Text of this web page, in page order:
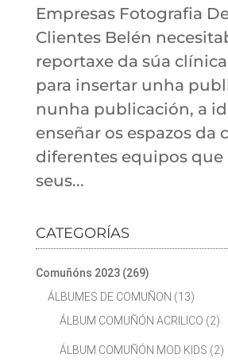
Empresas Fotografia
Clientes Belén
reportaxe da súa
para insertar unha
nunha publicación, a
enseñar os espazos da
diferentes equipos que
seus...
CATEGORÍAS
Comuñóns 2023 (269)
ÁLBUMES DE COMUÑON (13)
ÁLBUM COMUÑÓN ACRILICO (2)
ÁLBUM COMUÑÓN MOD KIDS (2)